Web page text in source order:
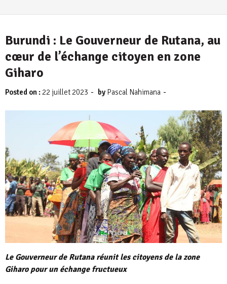
Burundi : Le Gouverneur de Rutana, au
cœur de l’échange citoyen en zone
Giharo
Posted on : 22 juillet 2023 - by Pascal Nahimana -
Le Gouverneur de Rutana réunit les citoyens de la zone
Giharo pour un échange fructueux